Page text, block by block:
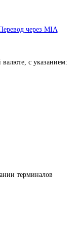
через MIA
с указанием:
терминалов